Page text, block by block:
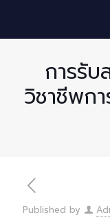
การรับ
วิชาชีพก
Published by